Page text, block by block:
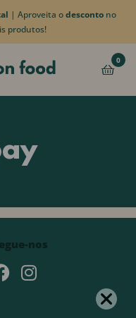
| Aproveita odesconto no
produtos!
0
nos